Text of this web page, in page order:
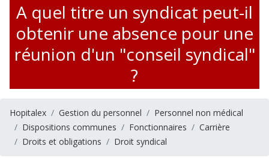
A quel titre un syndicat peut-il
obtenir une absence pour une
réunion d'un "conseil syndical"
?
Hopitalex Gestion du personnel
Personnel non médical
Dispositions communes
Fonctionnaires
Carrière
Droits et obligations
Droit syndical